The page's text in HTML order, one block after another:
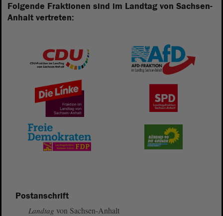
Folgende Fraktionen sind im Landtag von Sachsen-
Anhalt vertreten:
Postanschrift
Landtag von Sachsen-Anhalt